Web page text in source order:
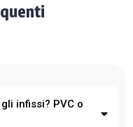
infissi? PVC o